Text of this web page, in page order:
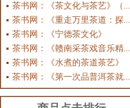
茶书网：《茶文化与茶艺》（...
茶书网：《重走万里茶道：探...
茶书网：《宁德茶文化》
茶书网：《赣南采茶戏音乐精...
茶书网：《水煮的茶道茶艺》
茶书网：《第一次品普洱茶就...